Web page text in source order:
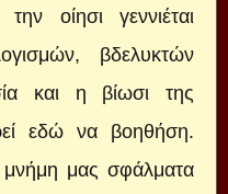
οίησι γεννιέται
βδελυκτών
και η βίωσι της
εδώ να βοηθήση.
μας σφάλματα